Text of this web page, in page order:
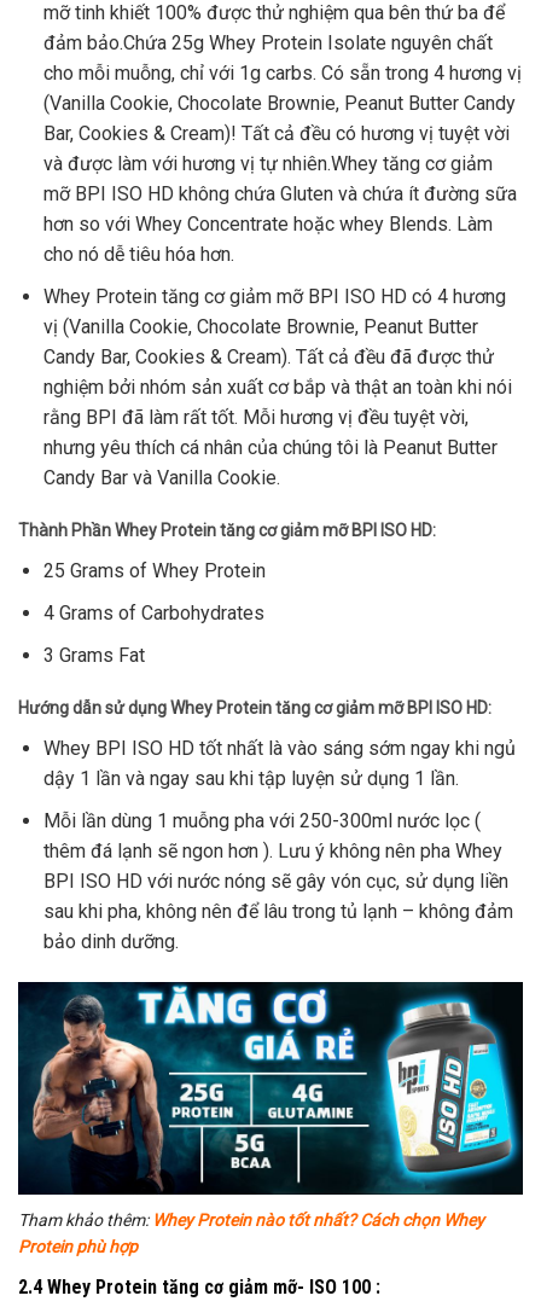
mỡ tinh khiết 100% được thử nghiệm qua bên thứ ba để
đảm bảo.Chứa 25g Whey Protein Isolate nguyên chất
cho mỗi muỗng, chỉ với 1g carbs. Có sẵn trong 4 hương vị
(Vanilla Cookie, Chocolate Brownie, Peanut Butter Candy
Bar, Cookies & Cream)! Tất cả đều có hương vị tuyệt vời
và được làm với hương vị tự nhiên.Whey tăng cơ giảm
mỡ BPI ISO HD không chứa Gluten và chứa ít đường sữa
hơn so với Whey Concentrate hoặc whey Blends. Làm
cho nó dễ tiêu hóa hơn.
Whey Protein tăng cơ giảm mỡ BPI ISO HD có 4 hương
vị (Vanilla Cookie, Chocolate Brownie, Peanut Butter
Candy Bar, Cookies & Cream). Tất cả đều đã được thử
nghiệm bởi nhóm sản xuất cơ bắp và thật an toàn khi nói
rằng BPI đã làm rất tốt. Mỗi hương vị đều tuyệt vời,
nhưng yêu thích cá nhân của chúng tôi là Peanut Butter
Candy Bar và Vanilla Cookie.
Thành Phần Whey Protein tăng cơ giảm mỡ BPI ISO HD:
25 Grams of Whey Protein
4 Grams of Carbohydrates
3 Grams Fat
Hướng dẫn sử dụng Whey Protein tăng cơ giảm mỡ BPI ISO HD:
Whey BPI ISO HD tốt nhất là vào sáng sớm ngay khi ngủ
dậy 1 lần và ngay sau khi tập luyện sử dụng 1 lần.
Mỗi lần dùng 1 muỗng pha với 250-300ml nước lọc (
thêm đá lạnh sẽ ngon hơn ). Lưu ý không nên pha Whey
BPI ISO HD với nước nóng sẽ gây vón cục, sử dụng liền
sau khi pha, không nên để lâu trong tủ lạnh – không đảm
bảo dinh dưỡng.
Tham khảo thêm: Whey Protein nào tốt nhất? Cách chọn Whey
Protein phù hợp
2.4 Whey Protein tăng cơ giảm mỡ- ISO 100 :